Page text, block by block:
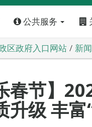
公共服务
区政府入口网站 新闻
春节】
升级 丰